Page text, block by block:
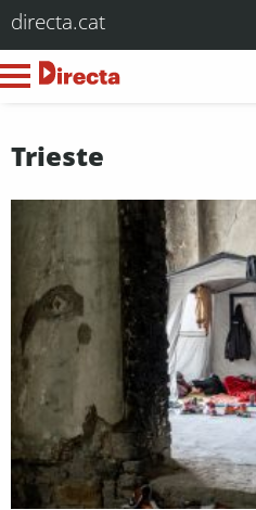
directa.cat
Trieste